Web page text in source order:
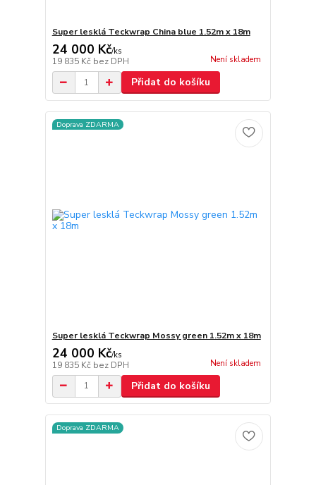
Super lesklá Teckwrap China blue 1.52m x 18m
24 000 Kč/ks
19 835 Kč bez DPH Není skladem
Přidat do košíku
Doprava ZDARMA
Super lesklá Teckwrap Mossy green 1.52m x 18m
24 000 Kč/ks
19 835 Kč bez DPH Není skladem
Přidat do košíku
Doprava ZDARMA